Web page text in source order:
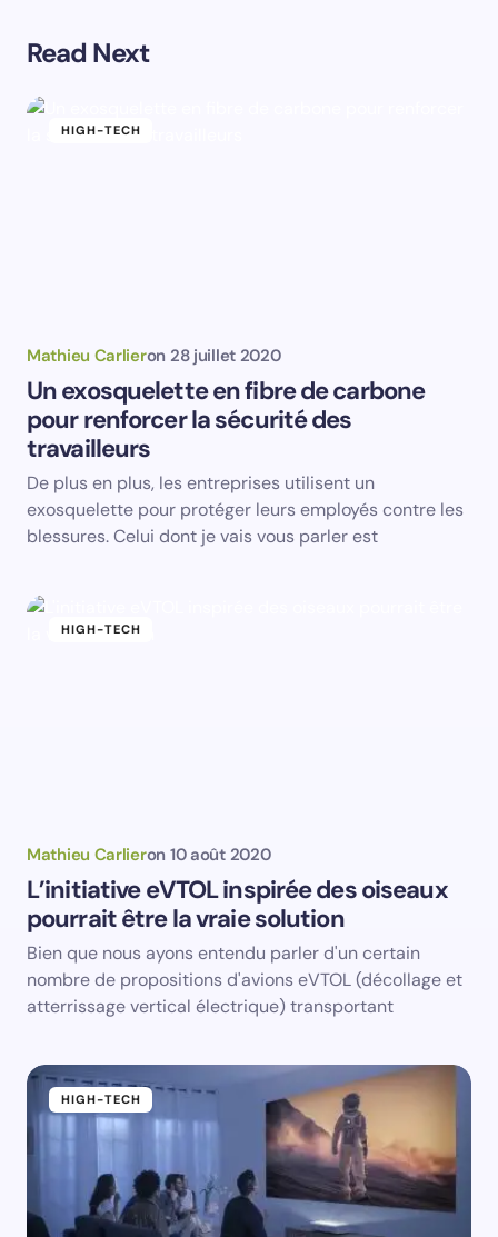
Your Comment *
Email *
Read Next
HIGH-TECH
Mathieu Carlieron 28 juillet 2020
Un exosquelette en fibre de carbone
pour renforcer la sécurité des
travailleurs
De plus en plus, les entreprises utilisent un
exosquelette pour protéger leurs employés contre les
blessures. Celui dont je vais vous parler est
HIGH-TECH
Mathieu Carlieron 10 août 2020
L’initiative eVTOL inspirée des oiseaux
pourrait être la vraie solution
Bien que nous ayons entendu parler d'un certain
nombre de propositions d'avions eVTOL (décollage et
atterrissage vertical électrique) transportant
HIGH-TECH